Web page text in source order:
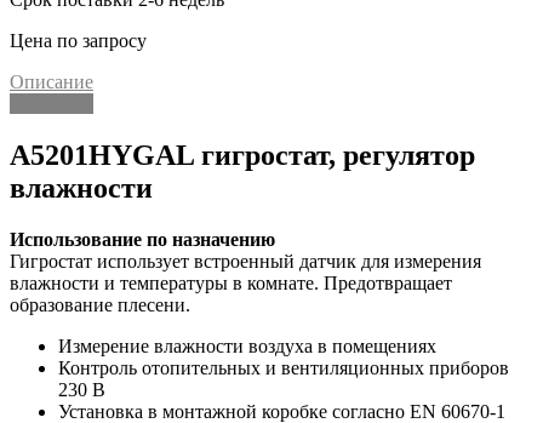
Цена по запросу
Описание
A5201HYGAL гигростат, регулятор
влажности
Использование по назначению
Гигростат использует встроенный датчик для измерения
влажности и температуры в комнате. Предотвращает
образование плесени.
Измерение влажности воздуха в помещениях
Контроль отопительных и вентиляционных приборов
230 В
Установка в монтажной коробке согласно EN 60670-1